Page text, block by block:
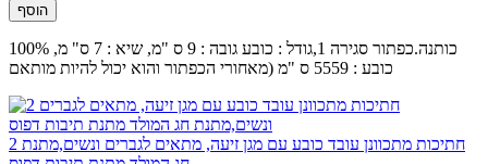
הוסף
100% כותנה.כפתור סגירה 1,גודל : כובע גובה : 9 ס "מ, שיא : 7 ס" מ,
כובע : 5559 ס "מ (מאחורי הכפתור והוא יכול להיות מותאם
2 חתיכות מתכוונן עובד כובע עם מגן זיעה, מתאים לגברים ונשים,מתנת